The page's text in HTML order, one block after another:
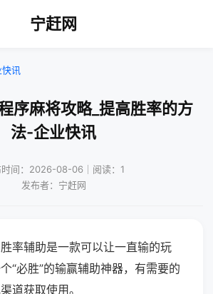
宁赶网
讯
序麻将攻略_提高胜率的方
法-企业快讯
时间：2026-08-06｜阅读：1
发布者：宁赶网
率辅助是一款可以让一直输的玩
“必胜”的输赢辅助神器，有需要的
道获取使用。